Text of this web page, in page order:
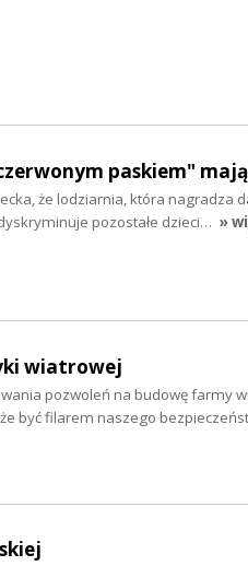
paskiem" mają
że lodziarnia, która nagradza
pozostałe dzieci… »
wiatrowej
pozwoleń na budowę farmy
być filarem naszego